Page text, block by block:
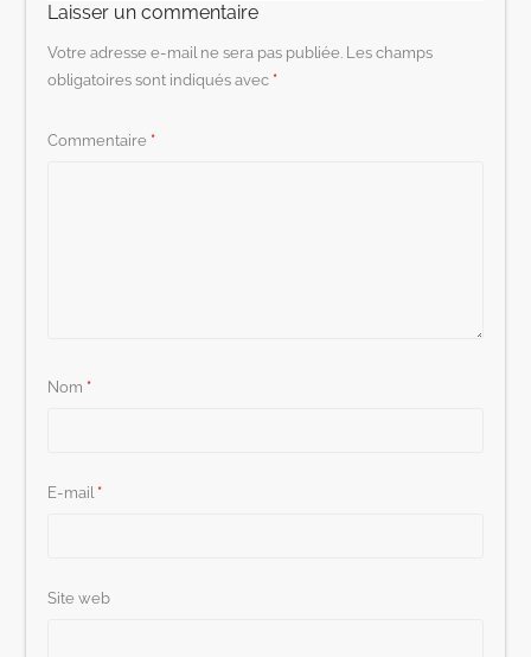
Laisser un commentaire
Votre adresse e-mail ne sera pas publiée. Les champs
obligatoires sont indiqués avec *
Commentaire *
Nom *
E-mail *
Site web